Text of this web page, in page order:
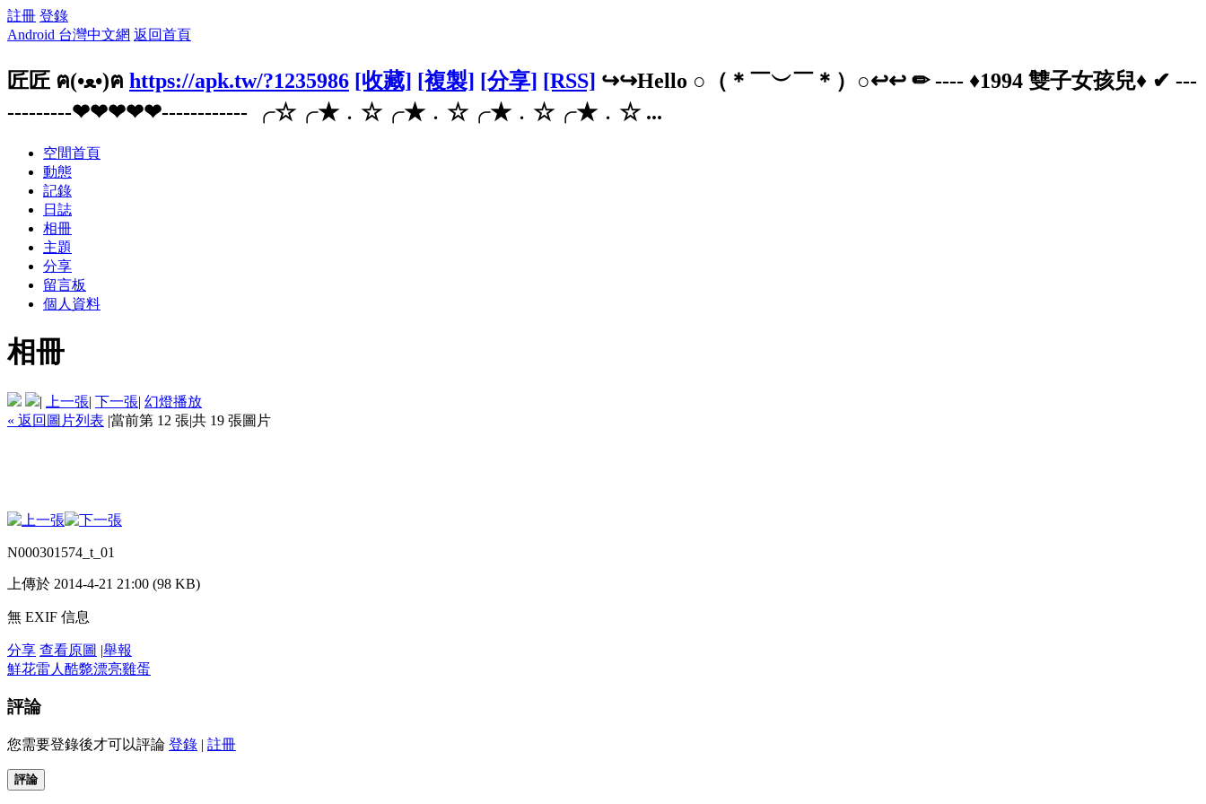
註冊 登錄
Android 台灣中文網 返回首頁
匠匠 ฅ(•ﻌ•)ฅ https://apk.tw/?1235986 [收藏] [複製] [分享] [RSS] ↪↪Hello ○（＊￣︶￣＊）○↩↩ ✏ ---- ♦1994 雙子女孩兒♦ ✔ ---
---------❤❤❤❤❤------------ ╭☆╭★﹒☆╭★﹒☆╭★﹒☆╭★﹒☆ ...
空間首頁
動態
記錄
日誌
相冊
主題
分享
留言板
個人資料
相冊
| 上一張| 下一張| 幻燈播放
« 返回圖片列表 |當前第 12 張|共 19 張圖片
N000301574_t_01
上傳於 2014-4-21 21:00 (98 KB)
無 EXIF 信息
分享 查看原圖 |舉報
鮮花雷人 酷斃漂亮雞蛋
評論
您需要登錄後才可以評論 登錄 | 註冊
評論